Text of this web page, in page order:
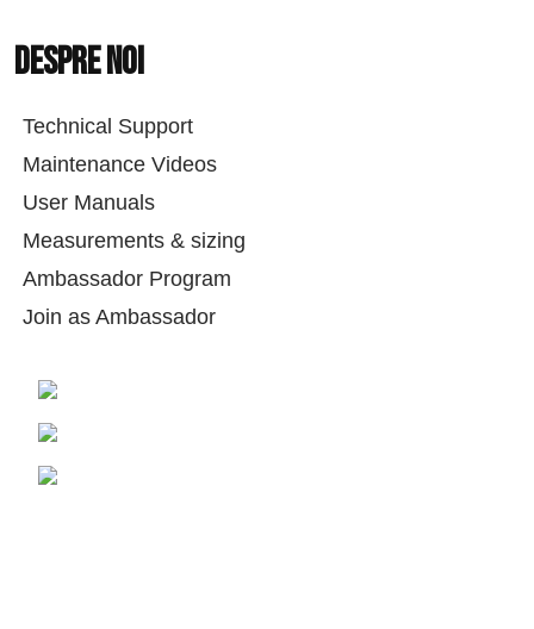
Despre noi
Technical Support
Maintenance Videos
User Manuals
Measurements & sizing
Ambassador Program
Join as Ambassador